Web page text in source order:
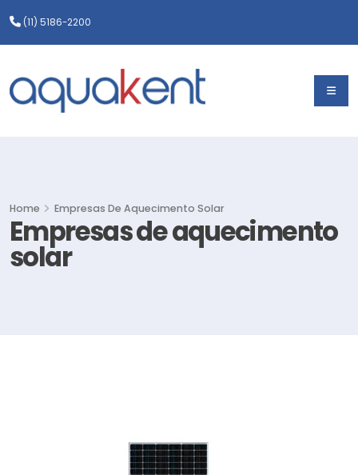
(11) 5186-2200
Empresas de aquecimento
solar
Home Empresas De Aquecimento Solar